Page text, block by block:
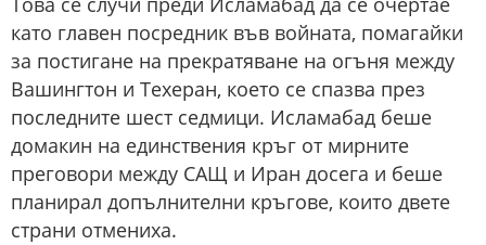
като главен посредник във войната, помагайки
за постигане на прекратяване на огъня между
Вашингтон и Техеран, което се спазва през
последните шест седмици. Исламабад беше
домакин на единствения кръг от мирните
преговори между САЩ и Иран досега и беше
планирал допълнителни кръгове, които двете
страни отмениха.